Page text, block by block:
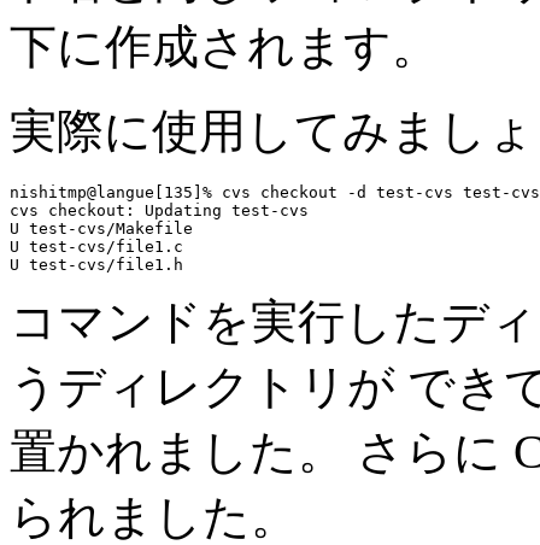
下に作成されます。
実際に使用してみまし
nishitmp@langue[135]% cvs checkout -d test-cvs test-
cvs checkout: Updating test-cvs
U test-cvs/Makefile
U test-cvs/file1.c
コマンドを実行したデ
うディレクトリが でき
置かれました。 さらに
られました。